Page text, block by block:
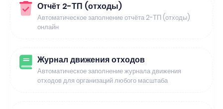
Отчёт 2-ТП (отходы)
Автоматическое заполнение отчёта 2-ТП (отходы)
онлайн
Журнал движения отходов
Автоматическое заполнение журнала движения
отходов для организаций любого масштаба